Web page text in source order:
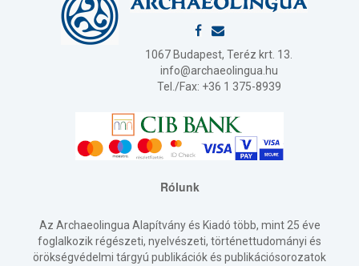
1067 Budapest, Teréz krt. 13.
info@archaeolingua.hu
Tel./Fax: +36 1 375-8939
Rólunk
Az Archaeolingua Alapítvány és Kiadó több, mint 25 éve
foglalkozik régészeti, nyelvészeti, történettudományi és
örökségvédelmi tárgyú publikációk és publikációsorozatok